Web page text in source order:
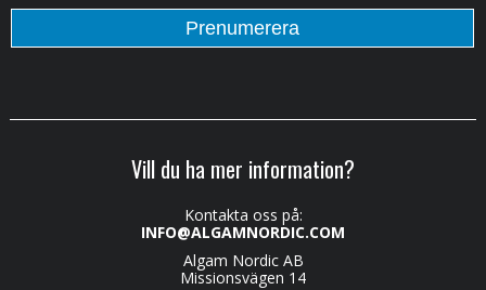
Vill du ha mer information?
Kontakta oss på:
INFO@ALGAMNORDIC.COM
Algam Nordic AB
Missionsvägen 14